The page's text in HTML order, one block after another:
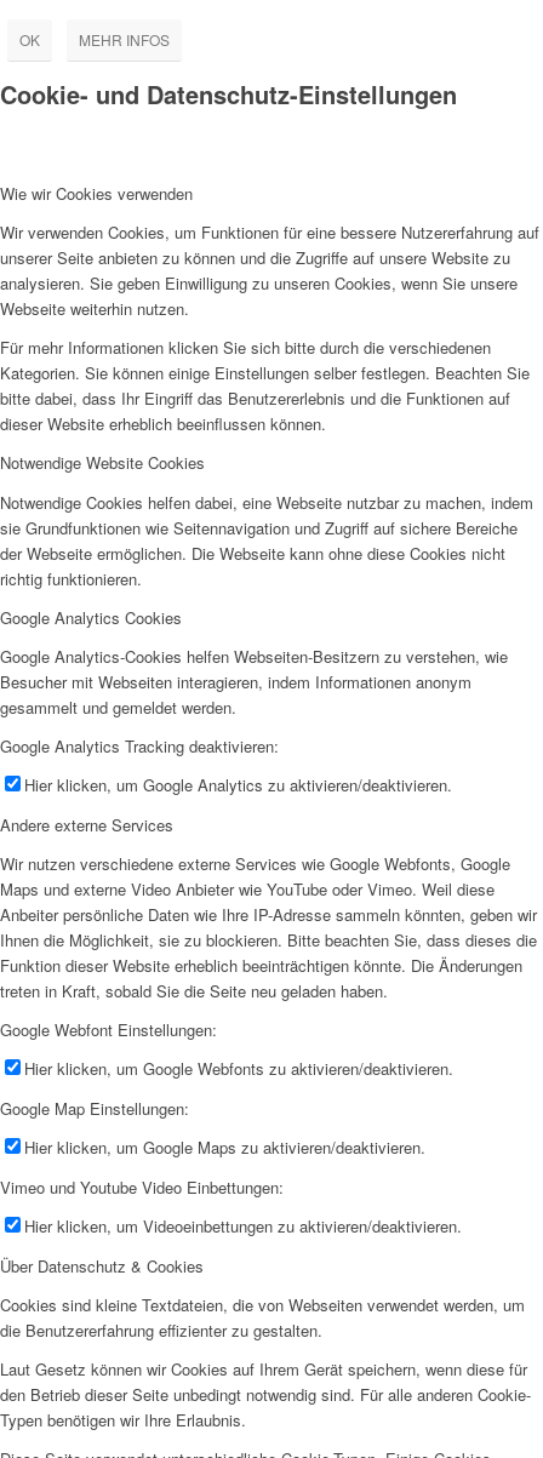
OK MEHR INFOS
Cookie- und Datenschutz-Einstellungen
Wie wir Cookies verwenden
Wir verwenden Cookies, um Funktionen für eine bessere Nutzererfahrung auf
unserer Seite anbieten zu können und die Zugriffe auf unsere Website zu
analysieren. Sie geben Einwilligung zu unseren Cookies, wenn Sie unsere
Webseite weiterhin nutzen.
Für mehr Informationen klicken Sie sich bitte durch die verschiedenen
Kategorien. Sie können einige Einstellungen selber festlegen. Beachten Sie
bitte dabei, dass Ihr Eingriff das Benutzererlebnis und die Funktionen auf
dieser Website erheblich beeinflussen können.
Notwendige Website Cookies
Notwendige Cookies helfen dabei, eine Webseite nutzbar zu machen, indem
sie Grundfunktionen wie Seitennavigation und Zugriff auf sichere Bereiche
der Webseite ermöglichen. Die Webseite kann ohne diese Cookies nicht
richtig funktionieren.
Google Analytics Cookies
Google Analytics-Cookies helfen Webseiten-Besitzern zu verstehen, wie
Besucher mit Webseiten interagieren, indem Informationen anonym
gesammelt und gemeldet werden.
Google Analytics Tracking deaktivieren:
Hier klicken, um Google Analytics zu aktivieren/deaktivieren.
Andere externe Services
Wir nutzen verschiedene externe Services wie Google Webfonts, Google
Maps und externe Video Anbieter wie YouTube oder Vimeo. Weil diese
Anbeiter persönliche Daten wie Ihre IP-Adresse sammeln könnten, geben wir
Ihnen die Möglichkeit, sie zu blockieren. Bitte beachten Sie, dass dieses die
Funktion dieser Website erheblich beeinträchtigen könnte. Die Änderungen
treten in Kraft, sobald Sie die Seite neu geladen haben.
Google Webfont Einstellungen:
Hier klicken, um Google Webfonts zu aktivieren/deaktivieren.
Google Map Einstellungen:
Hier klicken, um Google Maps zu aktivieren/deaktivieren.
Vimeo und Youtube Video Einbettungen:
Hier klicken, um Videoeinbettungen zu aktivieren/deaktivieren.
Über Datenschutz & Cookies
Cookies sind kleine Textdateien, die von Webseiten verwendet werden, um
die Benutzererfahrung effizienter zu gestalten.
Laut Gesetz können wir Cookies auf Ihrem Gerät speichern, wenn diese für
den Betrieb dieser Seite unbedingt notwendig sind. Für alle anderen Cookie-
Typen benötigen wir Ihre Erlaubnis.